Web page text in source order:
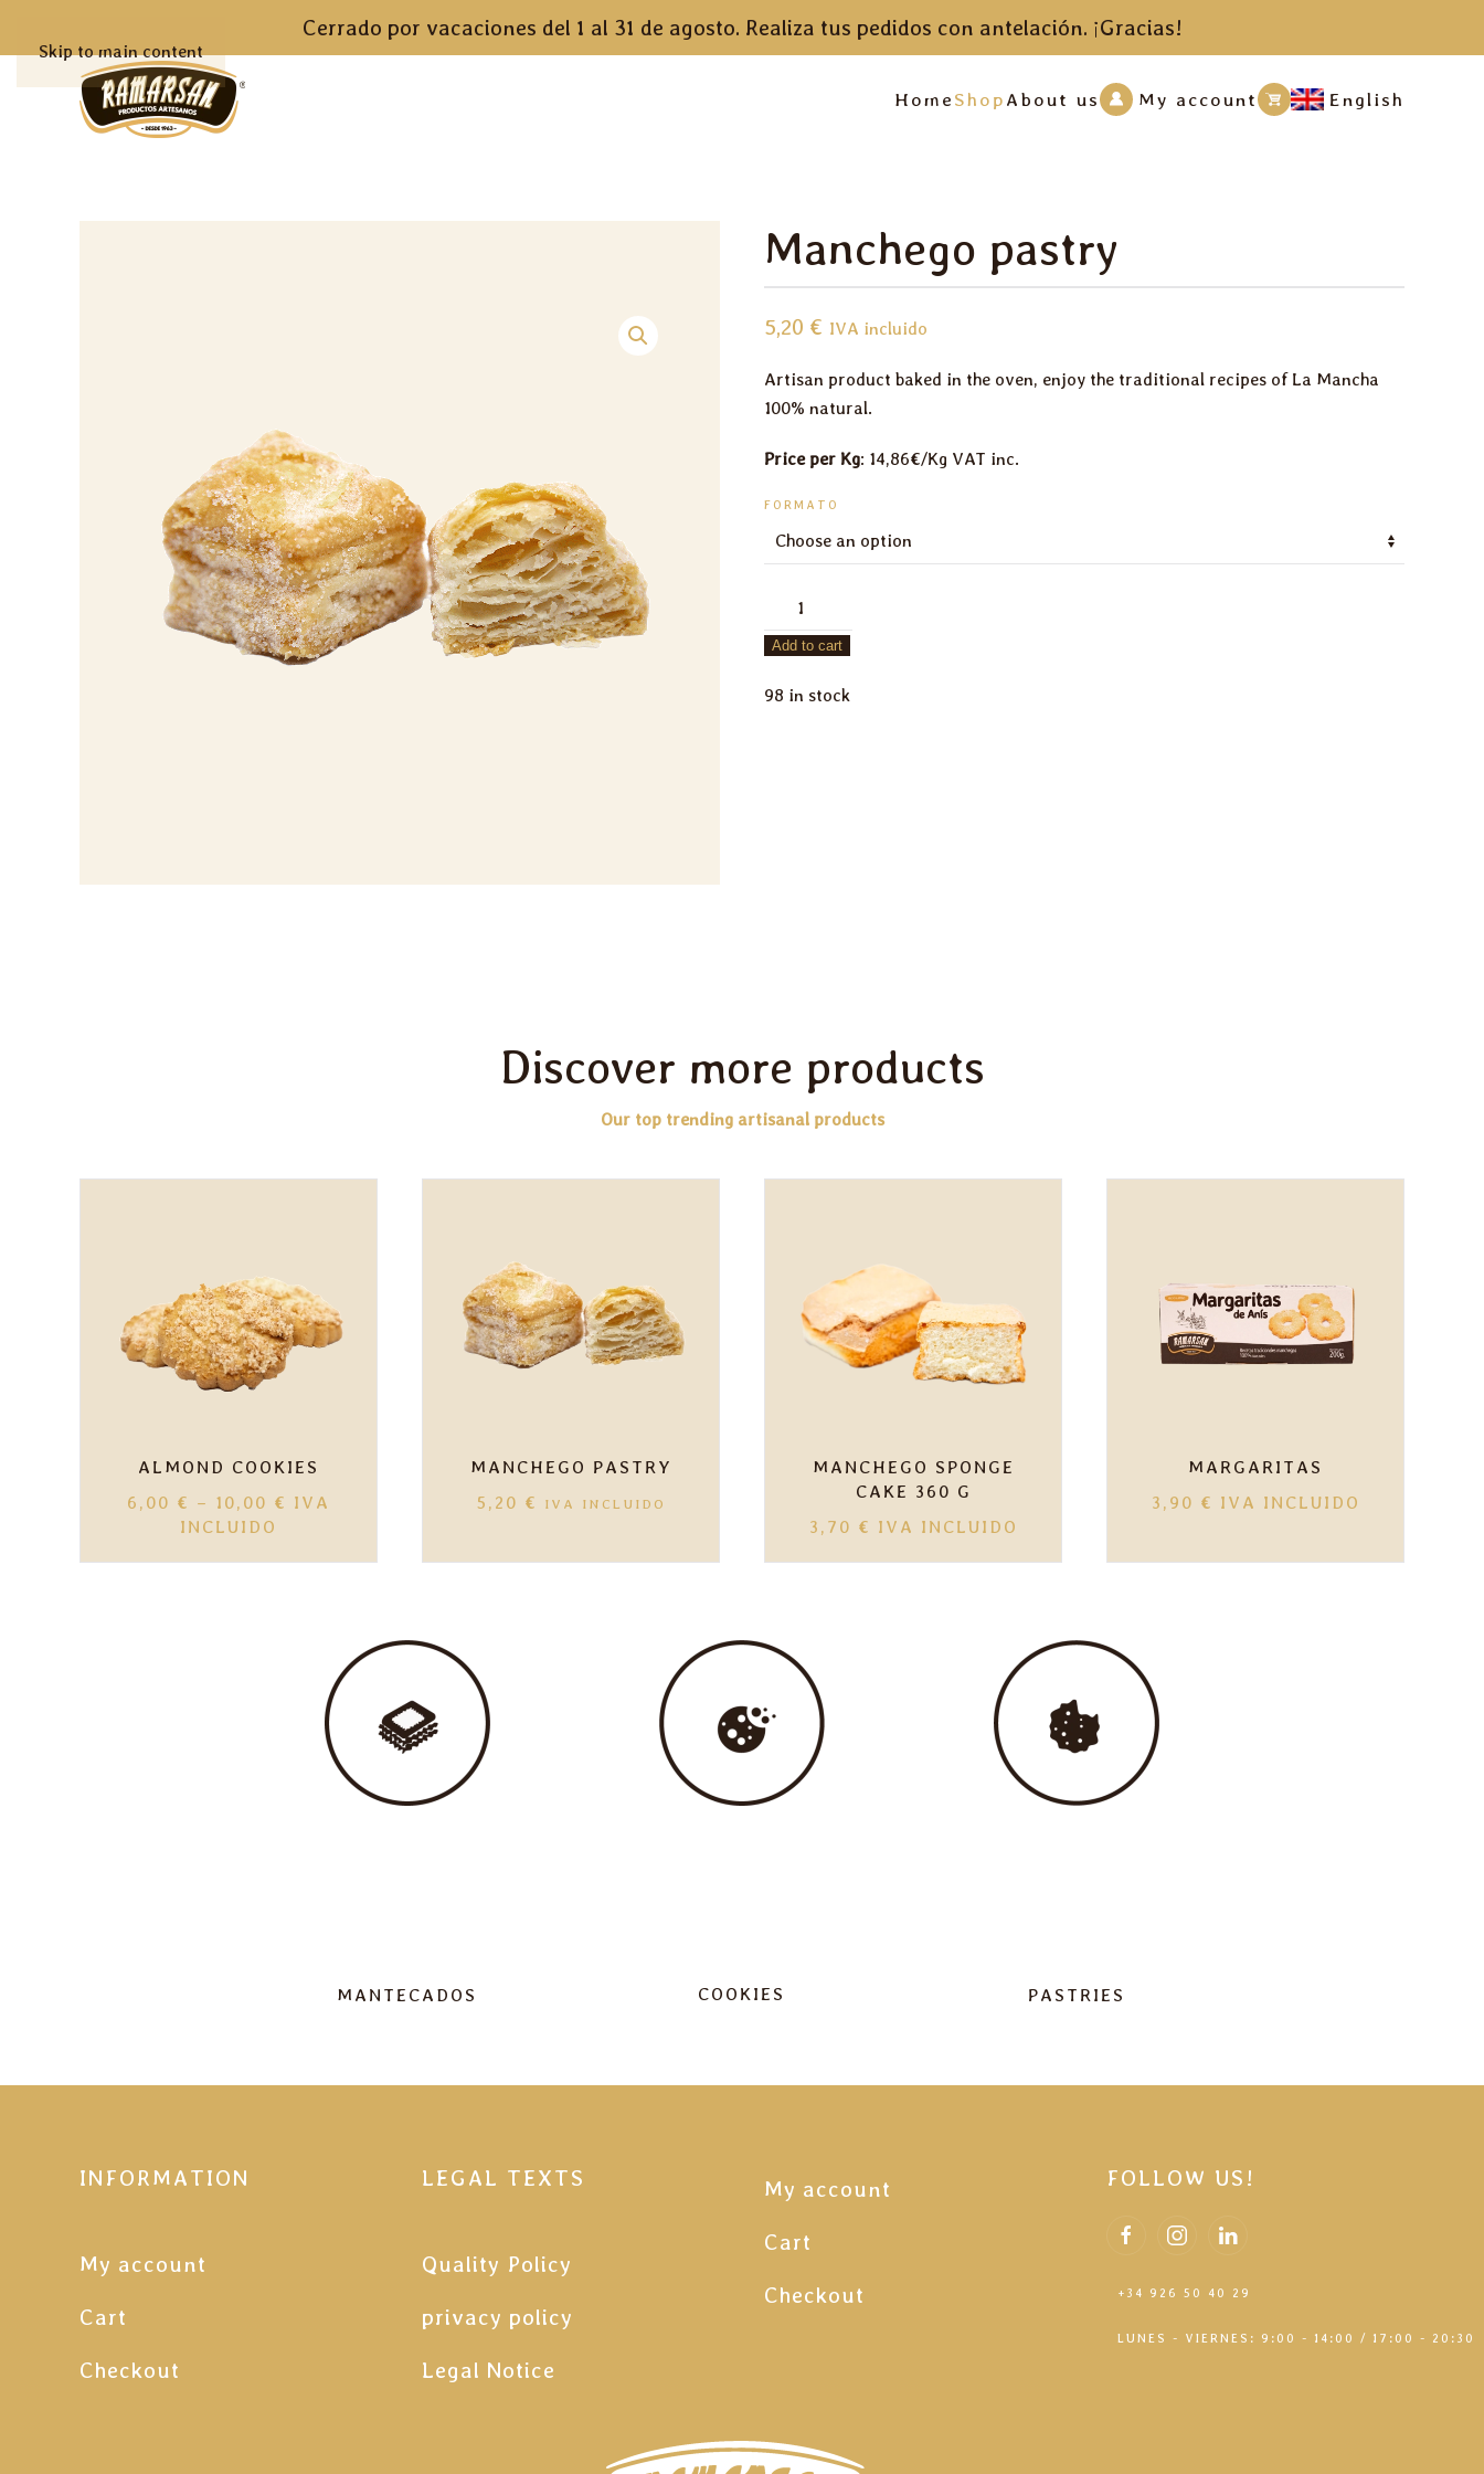
Skip to main content
Cerrado por vacaciones del 1 al 31 de agosto. Realiza tus pedidos con antelación. ¡Gracias!
Home Shop About us My account English
Manchego pastry
5,20 € IVA incluido
Artisan product baked in the oven, enjoy the traditional recipes of La Mancha
100% natural.
Price per Kg: 14,86€/Kg VAT inc.
FORMATO
Manchego
pastry
quantity
Add to cart
98 in stock
Discover more products
Our top trending artisanal products
ALMOND COOKIES
6,00 € – 10,00 € PRICE
IVA
INCLUIDO
MANCHEGO PASTRY
5,20 € IVA INCLUIDO
MANCHEGO SPONGE
CAKE 360 G
3,70 € IVA INCLUIDO
MARGARITAS
3,90 € IVA INCLUIDO
MANTECADOS COOKIES PASTRIES
INFORMATION
My account
Cart
Checkout
LEGAL TEXTS
Quality Policy
privacy policy
Legal Notice
My account
Cart
Checkout
FOLLOW US!
+34 926 50 40 29
LUNES - VIERNES: 9:00 - 14:00 / 17:00 - 20:30